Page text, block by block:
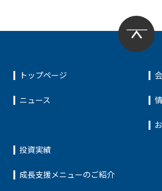
トップページ
ニュース
投資実績
成長支援メニューのご紹介